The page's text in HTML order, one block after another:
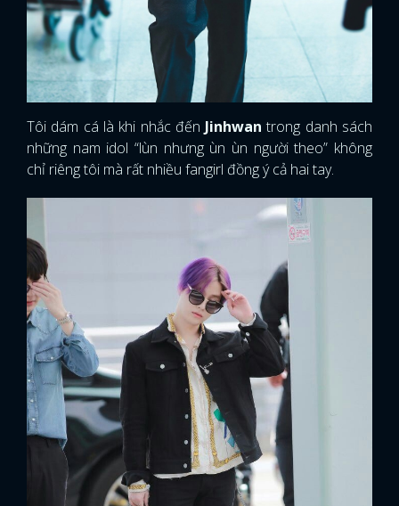
Tôi dám cá là khi nhắc đến Jinhwan trong danh sách
những nam idol “lùn nhưng ùn ùn người theo” không
chỉ riêng tôi mà rất nhiều fangirl đồng ý cả hai tay.